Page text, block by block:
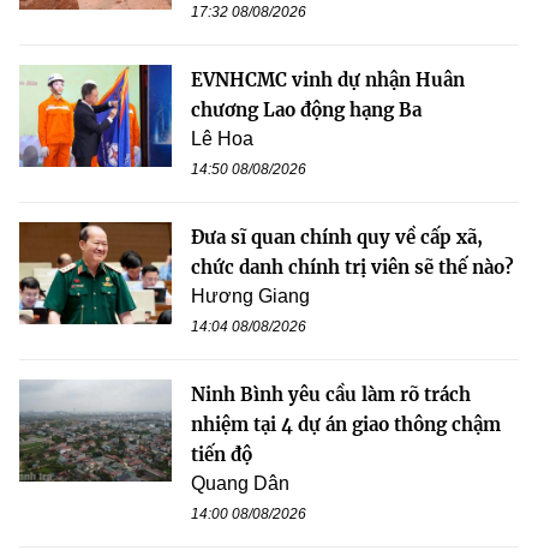
17:32 08/08/2026
EVNHCMC vinh dự nhận Huân
chương Lao động hạng Ba
Lê Hoa
14:50 08/08/2026
Đưa sĩ quan chính quy về cấp xã,
chức danh chính trị viên sẽ thế nào?
Hương Giang
14:04 08/08/2026
Ninh Bình yêu cầu làm rõ trách
nhiệm tại 4 dự án giao thông chậm
tiến độ
Quang Dân
14:00 08/08/2026